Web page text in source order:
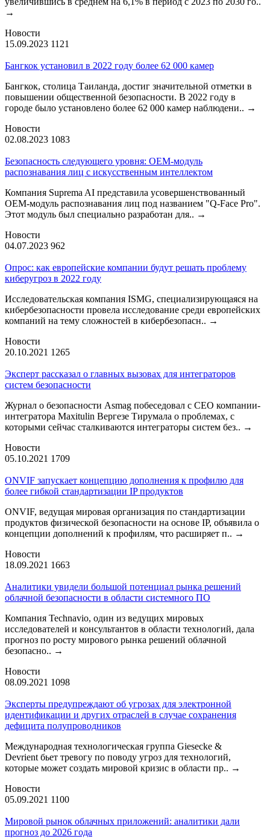
→
Новости
15.09.2023 1121
Бангкок установил в 2022 году более 62 000 камер
Бангкок, столица Таиланда, достиг значительной отметки в
повышении общественной безопасности. В 2022 году в
городе было установлено более 62 000 камер наблюдени.. →
Новости
02.08.2023 1083
Безопасность следующего уровня: OEM-модуль
распознавания лиц с искусственным интеллектом
Компания Suprema AI представила усовершенствованный
OEM-модуль распознавания лиц под названием "Q-Face Pro".
Этот модуль был специально разработан для.. →
Новости
04.07.2023 962
Опрос: как европейские компании будут решать проблему
киберугроз в 2022 году
Исследовательская компания ISMG, специализирующаяся на
кибербезопасности провела исследование среди европейских
компаний на тему сложностей в кибербезопасн.. →
Новости
20.10.2021 1265
Эксперт рассказал о главных вызовах для интеграторов
систем безопасности
Журнал о безопасности Asmag побеседовал с CEO компании-
интегратора Maxitulin Вергезе Тирумала о проблемах, с
которыми сейчас сталкиваются интеграторы систем без.. →
Новости
05.10.2021 1709
ONVIF запускает концепцию дополнения к профилю для
более гибкой стандартизации IP продуктов
ONVIF, ведущая мировая организация по стандартизации
продуктов физической безопасности на основе IP, объявила о
концепции дополнений к профилям, что расширяет п.. →
Новости
18.09.2021 1663
Аналитики увидели большой потенциал рынка решений
облачной безопасности в области системного ПО
Компания Technavio, один из ведущих мировых
исследователей и консультантов в области технологий, дала
прогноз по росту мирового рынка решений облачной
безопасно.. →
Новости
08.09.2021 1098
Эксперты предупреждают об угрозах для электронной
идентификации и других отраслей в случае сохранения
дефицита полупроводников
Международная технологическая группа Giesecke &
Devrient бьет тревогу по поводу угроз для технологий,
которые может создать мировой кризис в области пр.. →
Новости
05.09.2021 1100
Мировой рынок облачных приложений: аналитики дали
прогноз до 2026 года